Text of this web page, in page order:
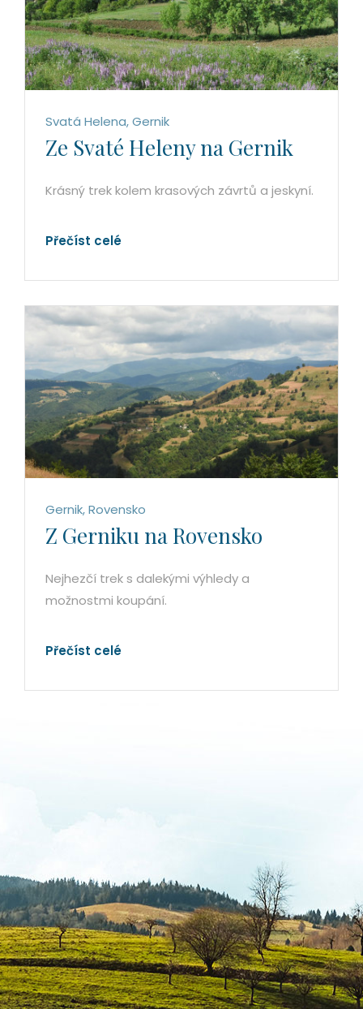
Svatá Helena, Gernik
Ze Svaté Heleny na Gernik
Krásný trek kolem krasových závrtů a jeskyní.
Přečíst celé
Gernik, Rovensko
Z Gerniku na Rovensko
Nejhezčí trek s dalekými výhledy a
možnostmi koupání.
Přečíst celé